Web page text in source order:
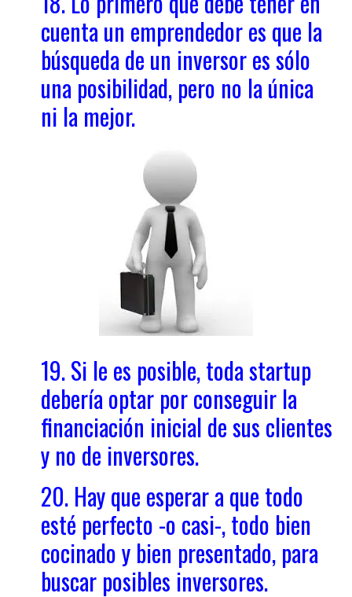
cuenta un emprendedor es que la
búsqueda de un inversor es sólo
una posibilidad, pero no la única
ni la mejor.
19. Si le es posible, toda startup
debería optar por conseguir la
financiación inicial de sus clientes
y no de inversores.
20. Hay que esperar a que todo
esté perfecto -o casi-, todo bien
cocinado y bien presentado, para
buscar posibles inversores.